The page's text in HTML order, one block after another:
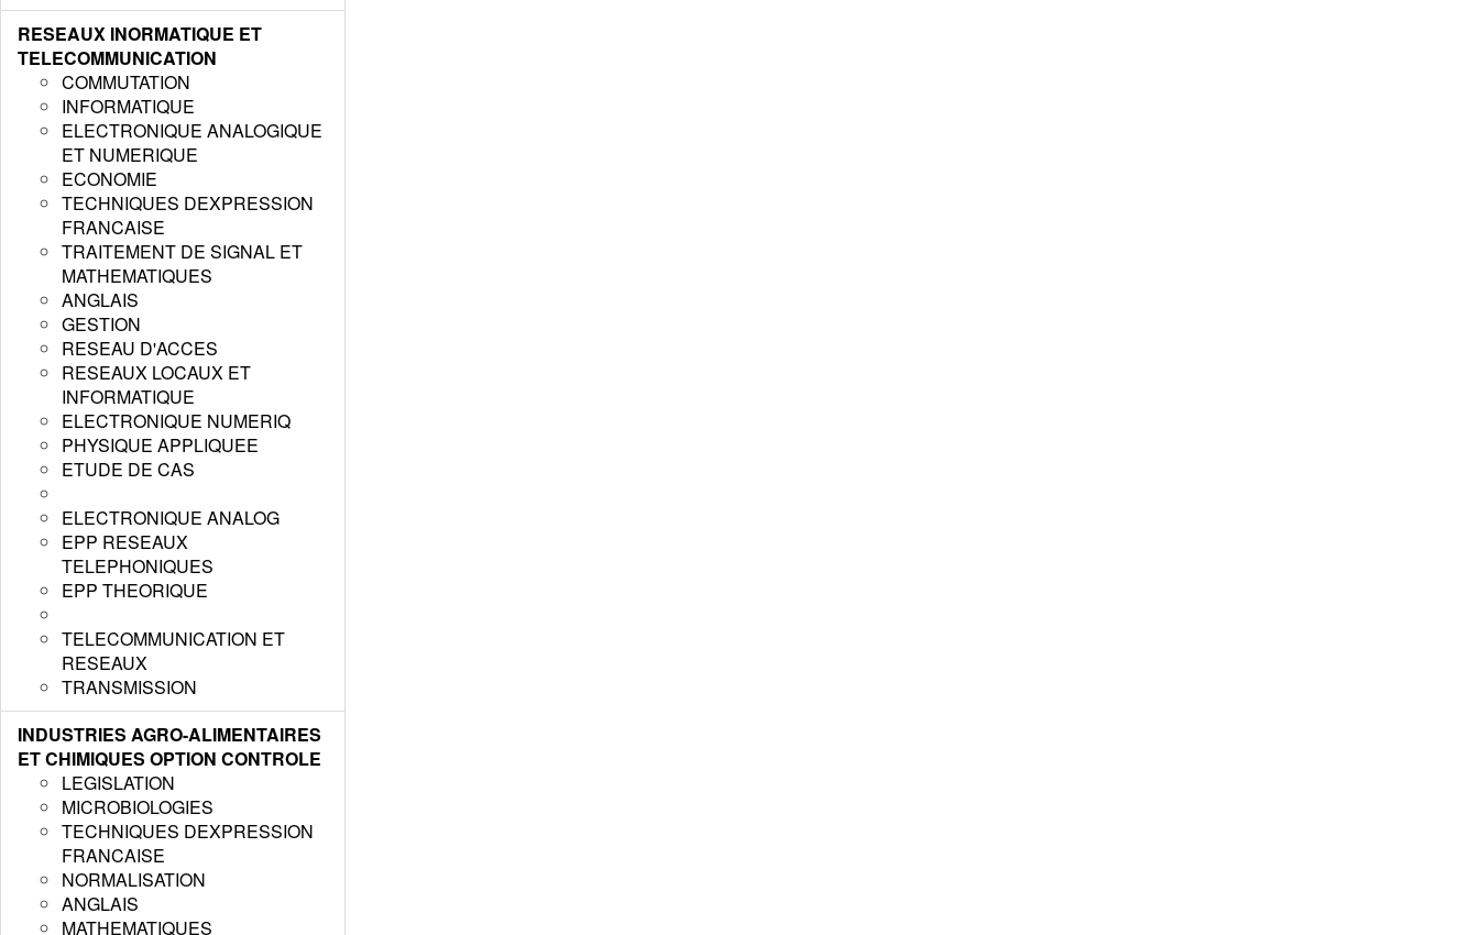
RESEAUX INORMATIQUE ET
TELECOMMUNICATION
COMMUTATION
INFORMATIQUE
ELECTRONIQUE ANALOGIQUE
ET NUMERIQUE
ECONOMIE
TECHNIQUES DEXPRESSION
FRANCAISE
TRAITEMENT DE SIGNAL ET
MATHEMATIQUES
ANGLAIS
GESTION
RESEAU D'ACCES
RESEAUX LOCAUX ET
INFORMATIQUE
ELECTRONIQUE NUMERIQ
PHYSIQUE APPLIQUEE
ETUDE DE CAS
ELECTRONIQUE ANALOG
EPP RESEAUX
TELEPHONIQUES
EPP THEORIQUE
TELECOMMUNICATION ET
RESEAUX
TRANSMISSION
INDUSTRIES AGRO-ALIMENTAIRES
ET CHIMIQUES OPTION CONTROLE
LEGISLATION
MICROBIOLOGIES
TECHNIQUES DEXPRESSION
FRANCAISE
NORMALISATION
ANGLAIS
MATHEMATIQUES